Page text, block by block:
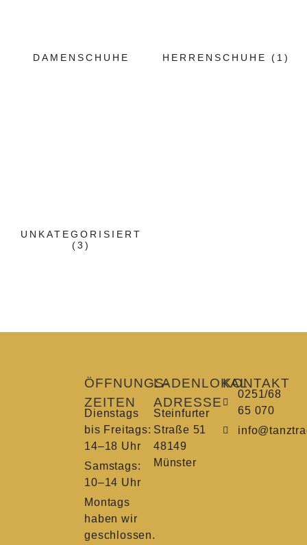
DAMENSCHUHE HERRENSCHUHE (1)
UNKATEGORISIERT
(3)
ÖFFNUNGS­
ZEITEN
Dienstags
bis Freitags:
14–18 Uhr
Samstags:
10–14 Uhr
Montags
haben wir
geschlossen.
LADENLOKAL
ADRESSE
Steinfurter
Straße 51
48149
Münster
KONTAKT
0251/68
65 070